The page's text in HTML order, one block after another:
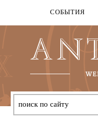
СОБЫТИЯ